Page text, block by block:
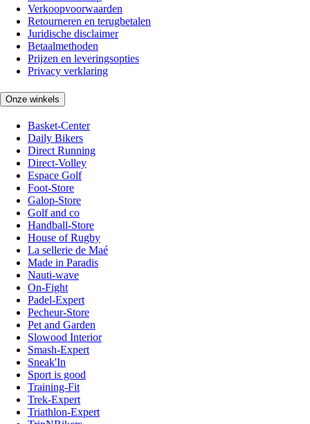
Verkoopvoorwaarden
Retourneren en terugbetalen
Juridische disclaimer
Betaalmethoden
Prijzen en leveringsopties
Privacy verklaring
Onze winkels
Basket-Center
Daily Bikers
Direct Running
Direct-Volley
Espace Golf
Foot-Store
Galop-Store
Golf and co
Handball-Store
House of Rugby
La sellerie de Maé
Made in Paradis
Nauti-wave
On-Fight
Padel-Expert
Pecheur-Store
Pet and Garden
Slowood Interior
Smash-Expert
Sneak'In
Sport is good
Training-Fit
Trek-Expert
Triathlon-Expert